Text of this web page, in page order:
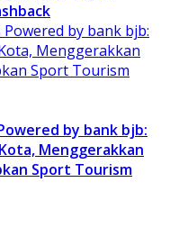
by bank bjb:
Menggerakkan
Sport Tourism